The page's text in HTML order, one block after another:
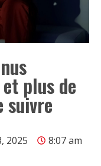
plus de
suivre
2025
8:07 am